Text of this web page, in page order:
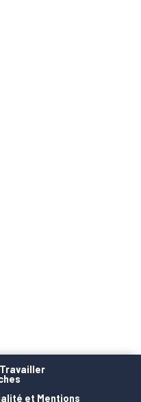
Travailler
et Mentions